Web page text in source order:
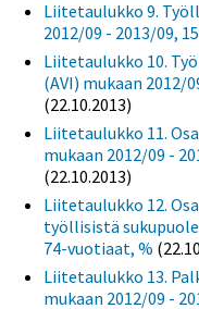
Liitetaulukko 9.
2012/09 - 2013/09,
Liitetaulukko 10.
(AVI) mukaan 2012/
(22.10.2013)
Liitetaulukko 11.
mukaan 2012/09 -
(22.10.2013)
Liitetaulukko 12.
työllisistä
74-vuotiaat, %
Liitetaulukko 13.
mukaan 2012/09 -